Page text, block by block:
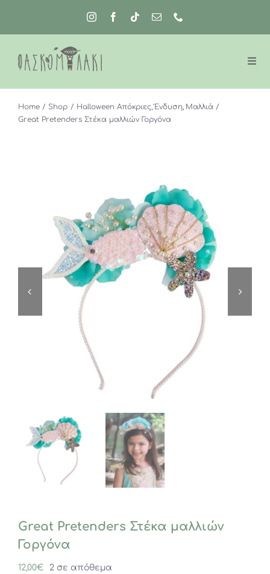
περιεχόμενο
Home Shop Halloween Απόκριες Ένδυση Μαλλιά
Great Pretenders Στέκα μαλλιών Γοργόνα
Great Pretenders Στέκα μαλλιών
Γοργόνα
12,00€ 2 σε απόθεμα